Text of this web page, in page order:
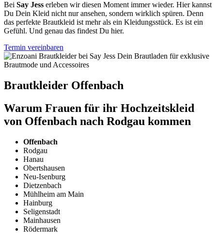
Bei Say Jess erleben wir diesen Moment immer wieder. Hier kannst
Du Dein Kleid nicht nur ansehen, sondern wirklich spüren. Denn
das perfekte Brautkleid ist mehr als ein Kleidungsstück. Es ist ein
Gefühl. Und genau das findest Du hier.
Termin vereinbaren
Brautkleider Offenbach
Warum Frauen für ihr Hochzeitskleid
von Offenbach nach Rodgau kommen
Offenbach
Rodgau
Hanau
Obertshausen
Neu-Isenburg
Dietzenbach
Mühlheim am Main
Hainburg
Seligenstadt
Mainhausen
Rödermark